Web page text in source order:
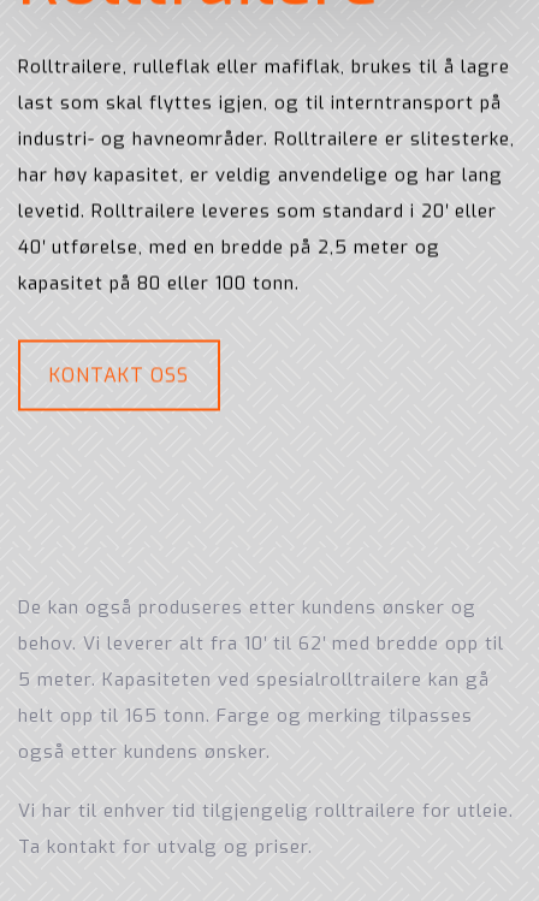
Rolltrailere, rulleflak eller mafiflak, brukes til å lagre
last som skal flyttes igjen, og til interntransport på
industri- og havneområder. Rolltrailere er slitesterke,
har høy kapasitet, er veldig anvendelige og har lang
levetid. Rolltrailere leveres som standard i 20′ eller
40′ utførelse, med en bredde på 2,5 meter og
kapasitet på 80 eller 100 tonn.
KONTAKT OSS
De kan også produseres etter kundens ønsker og
behov. Vi leverer alt fra 10′ til 62′ med bredde opp til
5 meter. Kapasiteten ved spesialrolltrailere kan gå
helt opp til 165 tonn. Farge og merking tilpasses
også etter kundens ønsker.
Vi har til enhver tid tilgjengelig rolltrailere for utleie.
Ta kontakt for utvalg og priser.